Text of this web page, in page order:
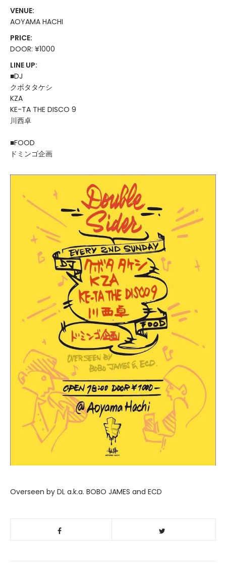
VENUE:
AOYAMA HACHI
PRICE:
DOOR: ¥1000
LINE UP:
■DJ
クボタタケシ
KZA
KE-TA THE DISCO 9
川西卓
■FOOD
ドミンゴ企画
Overseen by DL a.k.a. BOBO JAMES and ECD